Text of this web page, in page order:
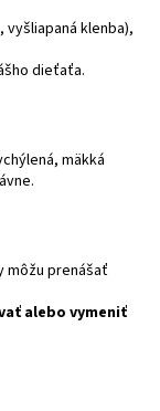
vyšliapaná klenba),
dieťaťa.
mäkká
môžu prenášať
alebo vymeniť